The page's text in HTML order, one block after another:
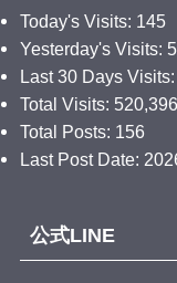
長をやっていた
そして地元の食材
菓子の数々に、時
たぞ🤤
Relay for
Today's Visits: 145
Yesterday's Visits:
Last 30 Days Visits:
Total Visits: 520,396
Total Posts: 156
Last Post Date:
公式LINE